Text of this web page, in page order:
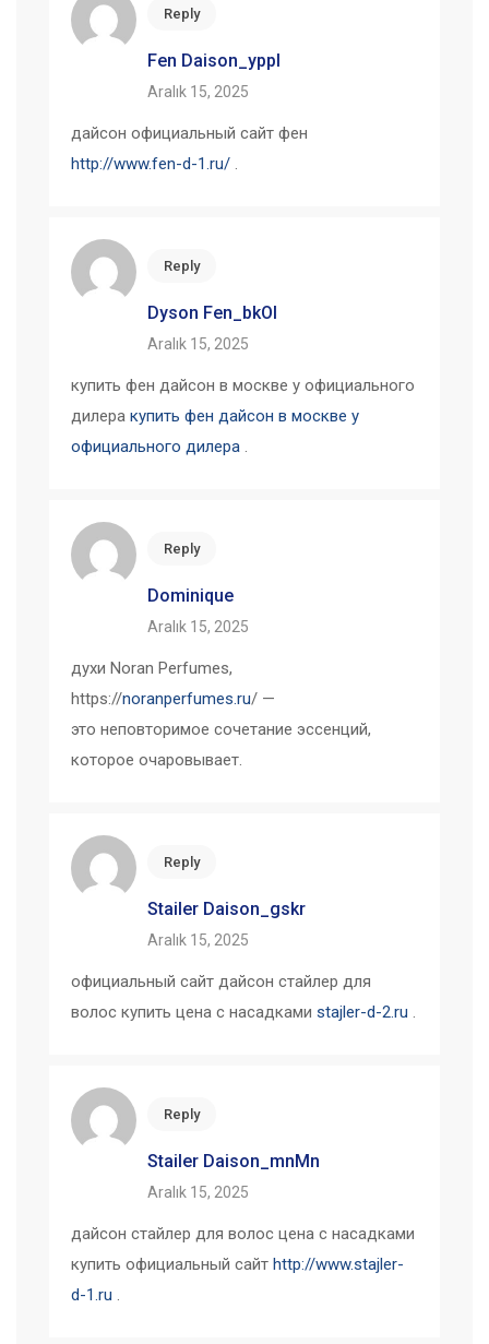
Reply
Fen Daison_yppl
Aralık 15, 2025
дайсон официальный сайт фен
http://www.fen-d-1.ru/ .
Reply
Dyson Fen_bkOl
Aralık 15, 2025
купить фен дайсон в москве у официального
дилера купить фен дайсон в москве у
официального дилера .
Reply
Dominique
Aralık 15, 2025
духи Noran Perfumes,
https://noranperfumes.ru/ —
это неповторимое сочетание эссенций,
которое очаровывает.
Reply
Stailer Daison_gskr
Aralık 15, 2025
официальный сайт дайсон стайлер для
волос купить цена с насадками stajler-d-2.ru .
Reply
Stailer Daison_mnMn
Aralık 15, 2025
дайсон стайлер для волос цена с насадками
купить официальный сайт http://www.stajler-
d-1.ru .